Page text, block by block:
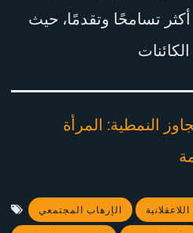
تسامحًا وتقدمًا، حيث
النمطية: المرأة
الإرهاب المجتمعي